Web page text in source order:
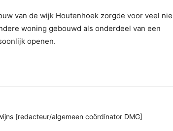
van de wijk Houtenhoek zorgde voor veel
woning gebouwd als onderdeel van een
openen.
[redacteur/algemeen coördinator DMG]